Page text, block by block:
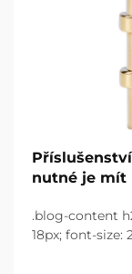
nutné je mít
.blog-content
18px; font-